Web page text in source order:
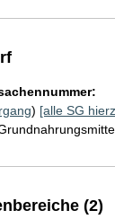
) [alle SG
(2)